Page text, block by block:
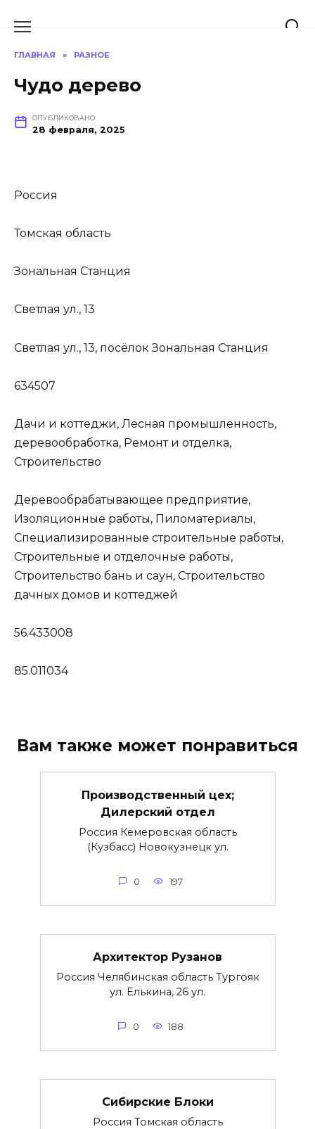
ГЛАВНАЯ » РАЗНОЕ
Чудо дерево
ОПУБЛИКОВАНО
28 февраля, 2025
Россия
Томская область
Зональная Станция
Светлая ул., 13
Светлая ул., 13, посёлок Зональная Станция
634507
Дачи и коттеджи, Лесная промышленность,
деревообработка, Ремонт и отделка,
Строительство
Деревообрабатывающее предприятие,
Изоляционные работы, Пиломатериалы,
Специализированные строительные работы,
Строительные и отделочные работы,
Строительство бань и саун, Строительство
дачных домов и коттеджей
56.433008
85.011034
Вам также может понравиться
Производственный цех;
Дилерский отдел
Россия Кемеровская область
(Кузбасс) Новокузнецк ул.
0 197
Архитектор Рузанов
Россия Челябинская область Тургояк
ул. Елькина, 26 ул.
0 188
Сибирские Блоки
Россия Томская область